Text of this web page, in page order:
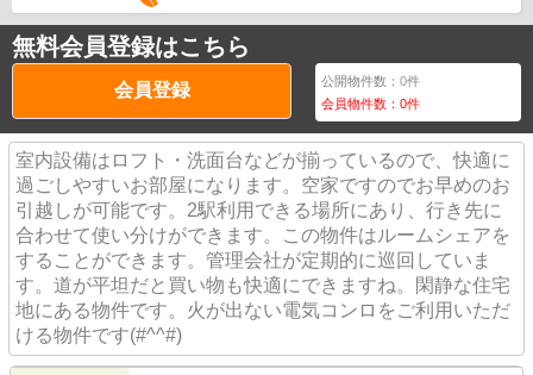
無料会員登録はこちら
会員登録 公開物件数：0件
会員物件数：0件
室内設備はロフト・洗面台などが揃っているので、快適に
過ごしやすいお部屋になります。空家ですのでお早めのお
引越しが可能です。2駅利用できる場所にあり、行き先に
合わせて使い分けができます。この物件はルームシェアを
することができます。管理会社が定期的に巡回していま
す。道が平坦だと買い物も快適にできますね。閑静な住宅
地にある物件です。火が出ない電気コンロをご利用いただ
ける物件です(#^^#)